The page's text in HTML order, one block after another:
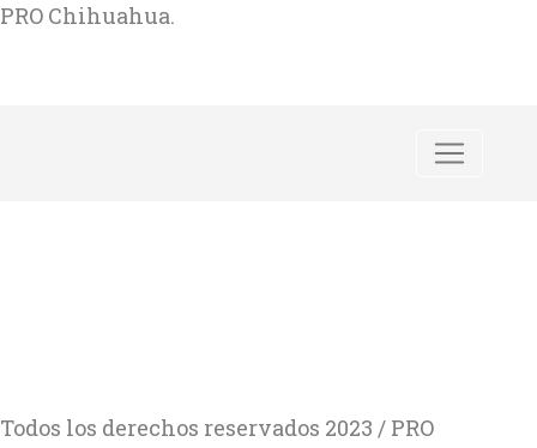
PRO Chihuahua.
Todos los derechos reservados 2023 / PRO